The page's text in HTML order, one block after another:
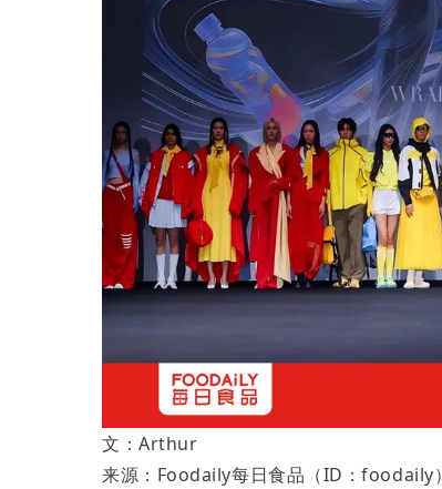
文：Arthur
来源：Foodaily每日食品（ID：foodaily）